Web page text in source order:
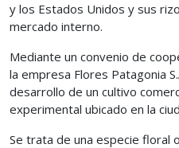
y los Estados Unidos y sus
mercado interno.
Mediante un convenio de
la empresa Flores Patagonia
desarrollo de un cultivo
experimental ubicado en la
Se trata de una especie floral